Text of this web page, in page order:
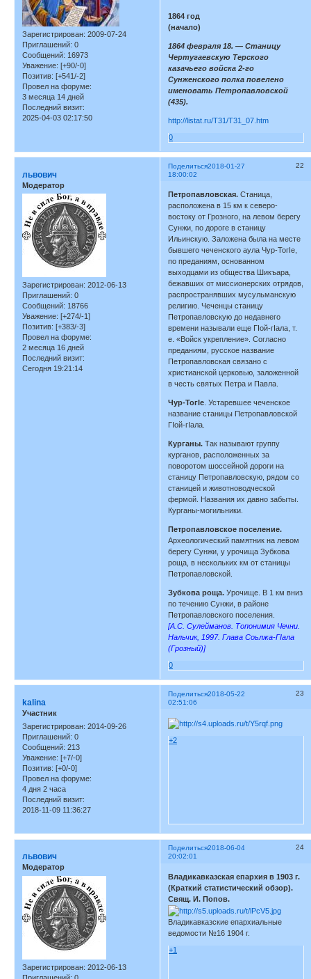
Зарегистрирован: 2009-07-24
Приглашений: 0
Сообщений: 16973
Уважение: [+90/-0]
Позитив: [+541/-2]
Провел на форуме:
3 месяца 14 дней
Последний визит:
2025-04-03 02:17:50
1864 год
(начало)
1864 февраля 18. — Станицу
Чертугаевскую Терского
казачьего войска 2-го
Сунженского полка повелено
именовать Петропавловской
(435).
http://listat.ru/T31/T31_07.htm
0
Поделиться 22
2018-01-27
18:00:02
львович
Модератор
Зарегистрирован: 2012-06-13
Приглашений: 0
Сообщений: 18766
Уважение: [+274/-1]
Позитив: [+383/-3]
Провел на форуме:
2 месяца 16 дней
Последний визит:
Сегодня 19:21:14
Петропавловская.Станица,
расположена в 15 км к северо-
востоку от Грозного, на левом берегу
Сунжи, по дороге в станицу
Ильинскую. Заложена была на месте
бывшего чеченского аула Чур-ТогIе,
по преданиям, основанном
выходцами из общества Шикъара,
бежавших от миссионерских отрядов,
распространявших мусульманскую
религию. Чеченцы станицу
Петропавловскую до недавнего
времени называли еще ГIой-гIала, т.
е. «Войск укрепление». Согласно
преданиям, русское название
Петропавловская связано с
христианской церковью, заложенной
в честь святых Петра и Павла.
Чур-ТогIе . Устаревшее чеченское
название станицы Петропавловской
ГIой-гIала.
Курганы. Так называют группу
курганов, расположенных за
поворотом шоссейной дороги на
станицу Петропавловскую, рядом со
станицей и животноводческой
фермой. Названия их давно забыты.
Курганы-могильники.
Петропавловское поселение.
Археологический памятник на левом
берегу Сунжи, у урочища Зубкова
роща, в нескольких км от станицы
Петропавловской.
Зубкова роща. Урочище. В 1 км вниз
по течению Сунжи, в районе
Петропавловского поселения.
[А.С. Сулейманов. Топонимия Чечни.
Нальчик, 1997. Глава Соьлжа-ГIала
(Грозный)]
0
Поделиться 23
2018-05-22
02:51:06
kalina
Участник
Зарегистрирован: 2014-09-26
Приглашений: 0
Сообщений: 213
Уважение: [+7/-0]
Позитив: [+0/-0]
Провел на форуме:
4 дня 2 часа
Последний визит:
2018-11-09 11:36:27
+2
Поделиться 24
2018-06-04
20:02:01
львович
Модератор
Зарегистрирован: 2012-06-13
Приглашений: 0
Владикавказская епархия в 1903 г.
(Краткий статистический обзор).
Свящ. И. Попов.
Владикавказские епархиальные
ведомости №16 1904 г.
+1